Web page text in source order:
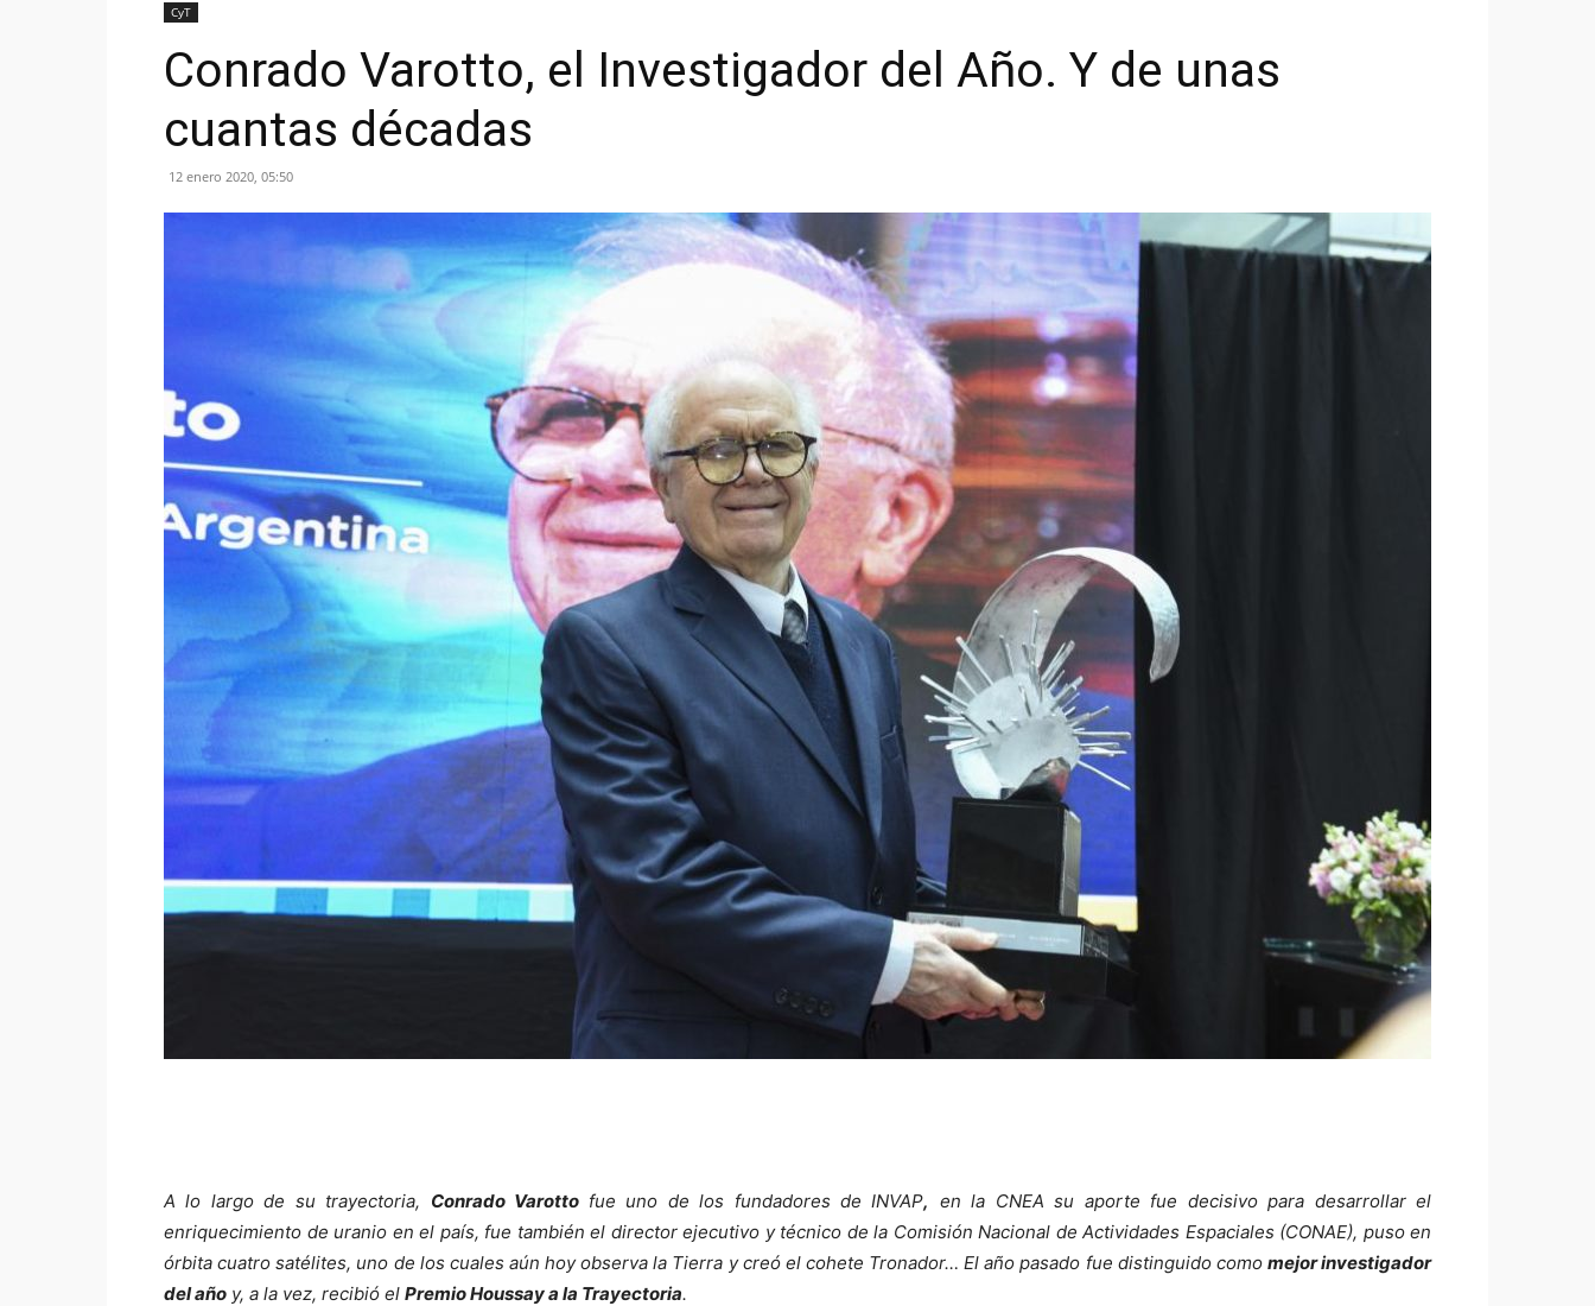
CyT
Conrado Varotto, el Investigador del Año. Y de unas
cuantas décadas
12 enero 2020, 05:50
A lo largo de su trayectoria, Conrado Varotto fue uno de los fundadores de INVAP, en la CNEA su aporte fue decisivo para desarrollar el
enriquecimiento de uranio en el país, fue también el director ejecutivo y técnico de la Comisión Nacional de Actividades Espaciales (CONAE), puso en
órbita cuatro satélites, uno de los cuales aún hoy observa la Tierra y creó el cohete Tronador… El año pasado fue distinguido como mejor investigador
del año y, a la vez, recibió el Premio Houssay a la Trayectoria.